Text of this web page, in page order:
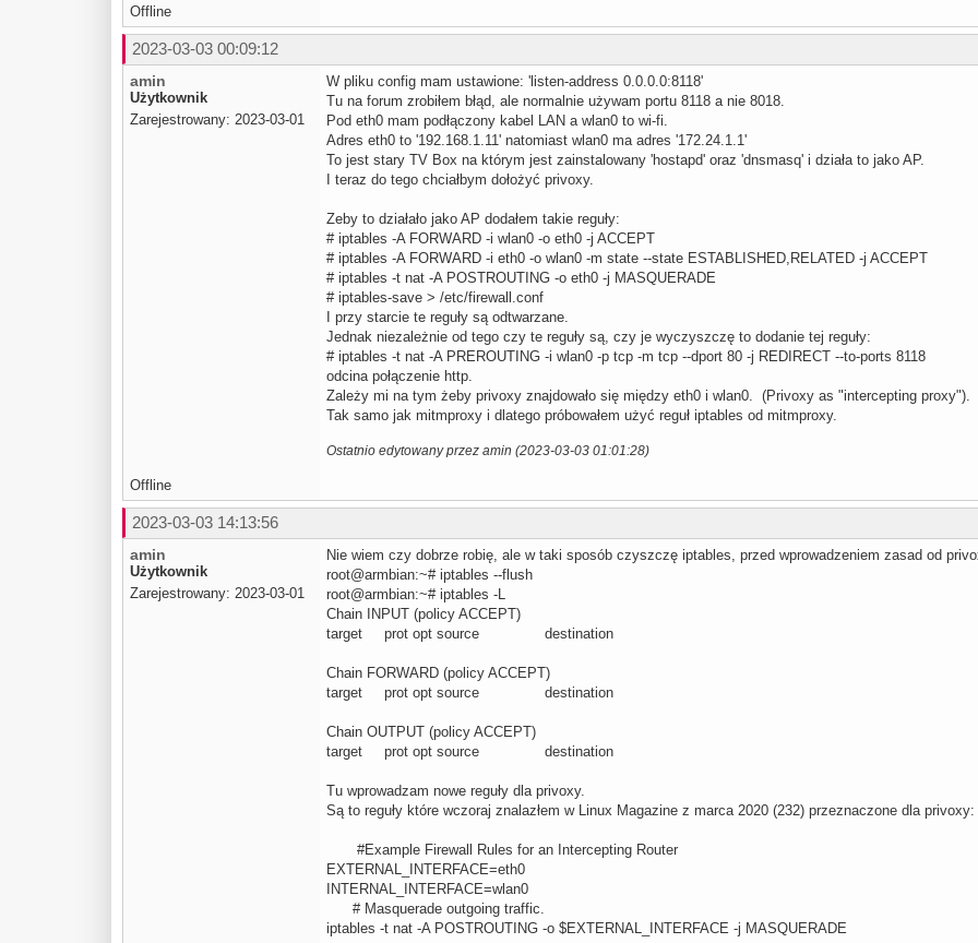
Offline
2023-03-03 00:09:12
amin
Użytkownik
Zarejestrowany: 2023-03-01
W pliku config mam ustawione: 'listen-address 0.0.0.0:8118'
Tu na forum zrobiłem błąd, ale normalnie używam portu 8118 a nie 8018.
Pod eth0 mam podłączony kabel LAN a wlan0 to wi-fi.
Adres eth0 to '192.168.1.11' natomiast wlan0 ma adres '172.24.1.1'
To jest stary TV Box na którym jest zainstalowany 'hostapd' oraz 'dnsmasq' i działa to jako AP.
I teraz do tego chciałbym dołożyć privoxy.
Zeby to działało jako AP dodałem takie reguły:
# iptables -A FORWARD -i wlan0 -o eth0 -j ACCEPT
# iptables -A FORWARD -i eth0 -o wlan0 -m state --state ESTABLISHED,RELATED -j ACCEPT
# iptables -t nat -A POSTROUTING -o eth0 -j MASQUERADE
# iptables-save > /etc/firewall.conf
I przy starcie te reguły są odtwarzane.
Jednak niezależnie od tego czy te reguły są, czy je wyczyszczę to dodanie tej reguły:
# iptables -t nat -A PREROUTING -i wlan0 -p tcp -m tcp --dport 80 -j REDIRECT --to-ports 8118
odcina połączenie http.
Zależy mi na tym żeby privoxy znajdowało się między eth0 i wlan0. (Privoxy as "intercepting proxy").
Tak samo jak mitmproxy i dlatego próbowałem użyć reguł iptables od mitmproxy.
Ostatnio edytowany przez amin (2023-03-03 01:01:28)
Offline
2023-03-03 14:13:56
amin
Użytkownik
Zarejestrowany: 2023-03-01
Nie wiem czy dobrze robię, ale w taki sposób czyszczę iptables, przed wprowadzeniem zasad od
root@armbian:~# iptables --flush
root@armbian:~# iptables -L
Chain INPUT (policy ACCEPT)
target prot opt source destination
Chain FORWARD (policy ACCEPT)
target prot opt source destination
Chain OUTPUT (policy ACCEPT)
target prot opt source destination
Tu wprowadzam nowe reguły dla privoxy.
Są to reguły które wczoraj znalazłem w Linux Magazine z marca 2020 (232) przeznaczone dla privoxy:
#Example Firewall Rules for an Intercepting Router
EXTERNAL_INTERFACE=eth0
INTERNAL_INTERFACE=wlan0
# Masquerade outgoing traffic.
iptables -t nat -A POSTROUTING -o $EXTERNAL_INTERFACE -j MASQUERADE